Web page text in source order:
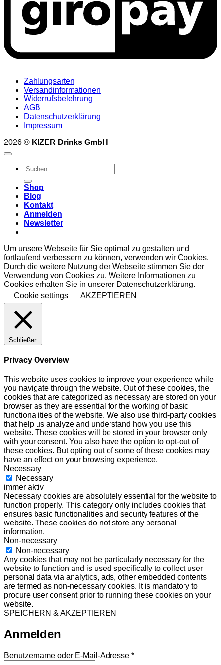
Zahlungsarten
Versandinformationen
Widerrufsbelehrung
AGB
Datenschutzerklärung
Impressum
2026 © KIZER Drinks GmbH
Suchen
nach:
Shop
Blog
Kontakt
Anmelden
Newsletter
Um unsere Webseite für Sie optimal zu gestalten und
fortlaufend verbessern zu können, verwenden wir Cookies.
Durch die weitere Nutzung der Webseite stimmen Sie der
Verwendung von Cookies zu. Weitere Informationen zu
Cookies erhalten Sie in unserer Datenschutzerklärung.
Cookie settings
AKZEPTIEREN
Schließen
Privacy Overview
This website uses cookies to improve your experience while
you navigate through the website. Out of these cookies, the
cookies that are categorized as necessary are stored on your
browser as they are essential for the working of basic
functionalities of the website. We also use third-party cookies
that help us analyze and understand how you use this
website. These cookies will be stored in your browser only
with your consent. You also have the option to opt-out of
these cookies. But opting out of some of these cookies may
have an effect on your browsing experience.
Necessary
Necessary
immer aktiv
Necessary cookies are absolutely essential for the website to
function properly. This category only includes cookies that
ensures basic functionalities and security features of the
website. These cookies do not store any personal
information.
Non-necessary
Non-necessary
Any cookies that may not be particularly necessary for the
website to function and is used specifically to collect user
personal data via analytics, ads, other embedded contents
are termed as non-necessary cookies. It is mandatory to
procure user consent prior to running these cookies on your
website.
SPEICHERN & AKZEPTIEREN
Anmelden
Benutzername oder E-Mail-Adresse *Erforderlich